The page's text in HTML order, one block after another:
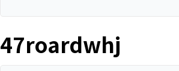
47roardwhj